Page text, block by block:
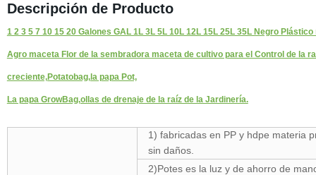
Descripción de Producto
1 2 3 5 7 10 15 20 Galones GAL 1L 3L 5L 10L 12L 15L 25L 35L Negro
Agro maceta Flor de la sembradora maceta de cultivo para el Control de la
creciente,Potatobag,la papa Pot,
La papa GrowBag,ollas de drenaje de la raíz de la Jardinería.
1) fabricadas en PP y hdpe materia
sin daños.
2)Potes es la luz y de ahorro de